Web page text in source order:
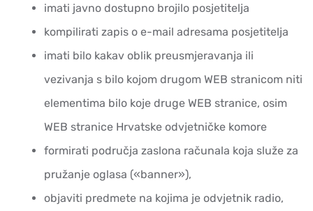
imati javno dostupno brojilo posjetitelja
kompilirati zapis o e-mail adresama posjetitelja
imati bilo kakav oblik preusmjeravanja ili
vezivanja s bilo kojom drugom WEB stranicom niti
elementima bilo koje druge WEB stranice, osim
WEB stranice Hrvatske odvjetničke komore
formirati područja zaslona računala koja služe za
pružanje oglasa («banner»),
objaviti predmete na kojima je odvjetnik radio,